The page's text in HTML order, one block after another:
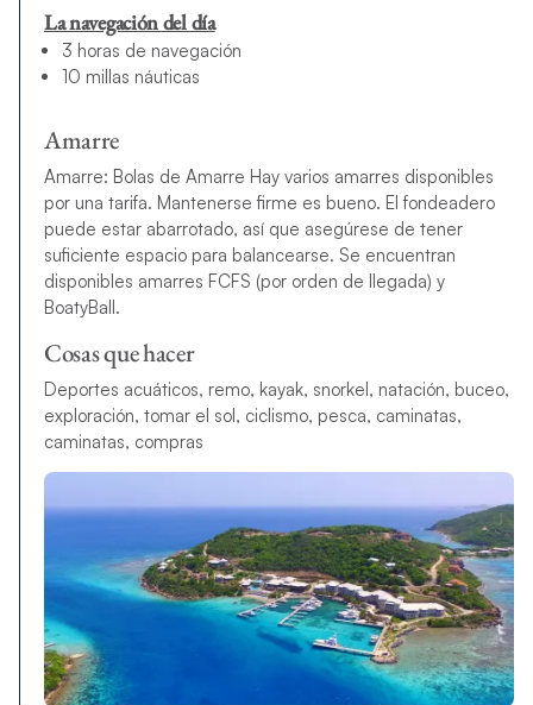
La navegación del día
3 horas de navegación
10 millas náuticas
Amarre
Amarre: Bolas de Amarre Hay varios amarres disponibles
por una tarifa. Mantenerse firme es bueno. El fondeadero
puede estar abarrotado, así que asegúrese de tener
suficiente espacio para balancearse. Se encuentran
disponibles amarres FCFS (por orden de llegada) y
BoatyBall.
Cosas que hacer
Deportes acuáticos, remo, kayak, snorkel, natación, buceo,
exploración, tomar el sol, ciclismo, pesca, caminatas,
caminatas, compras